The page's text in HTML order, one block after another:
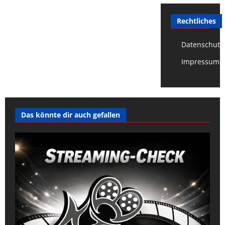
Rechtliches
Impressum
Das könnte dir auch gefallen